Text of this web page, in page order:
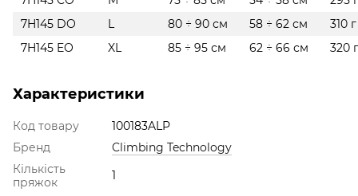
7H145 DO
L 80 ÷ 90 см 58 ÷ 62 см
310 г
7H145 EO
XL 85 ÷ 95 см 62 ÷ 66 см 320 г
Характеристики
Код товару
100183ALP
Бренд
Climbing Technology
Кількість
пряжок
1